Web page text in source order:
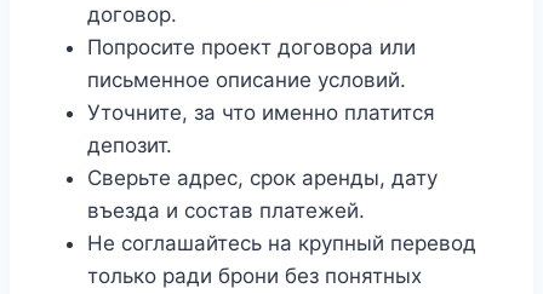
договор.
Попросите проект договора или
письменное описание условий.
Уточните, за что именно платится
депозит.
Сверьте адрес, срок аренды, дату
въезда и состав платежей.
Не соглашайтесь на крупный перевод
только ради брони без понятных